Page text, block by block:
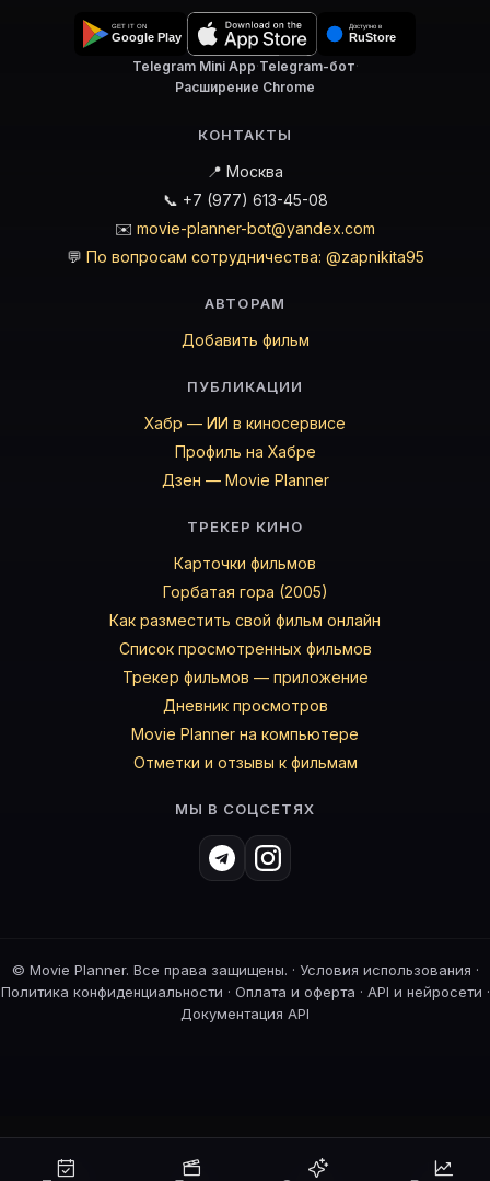
Telegram Mini App·Telegram-бот·
Расширение Chrome
КОНТАКТЫ
📍 Москва
📞 +7 (977) 613-45-08
✉️ movie-planner-bot@yandex.com
💬 По вопросам сотрудничества: @zapnikita95
АВТОРАМ
Добавить фильм
ПУБЛИКАЦИИ
Хабр — ИИ в киносервисе
Профиль на Хабре
Дзен — Movie Planner
ТРЕКЕР КИНО
Карточки фильмов
Горбатая гора (2005)
Как разместить свой фильм онлайн
Список просмотренных фильмов
Трекер фильмов — приложение
Дневник просмотров
Movie Planner на компьютере
Отметки и отзывы к фильмам
МЫ В СОЦСЕТЯХ
© Movie Planner. Все права защищены. · Условия использования ·
Политика конфиденциальности · Оплата и оферта · API и нейросети ·
Документация API